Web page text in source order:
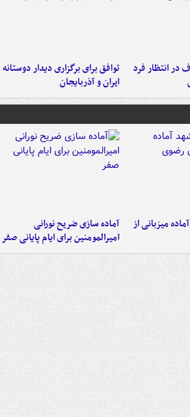
در انتظار فرد
توافق برای برگزاری دیدار دوستانه
ایران و آذربایجان
میزبانی از
آماده سازی ضریح نورانی
امیرالمومنین برای ایام پایانی صفر